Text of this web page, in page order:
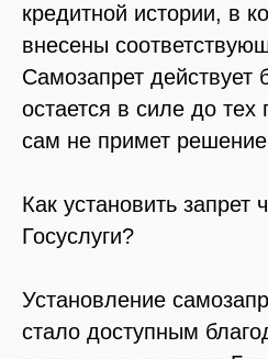
кредитной истории, в
внесены
Самозапрет действует
остается в силе до тех
сам не примет
Как установить запрет
Госуслуги?
Установление
стало доступным